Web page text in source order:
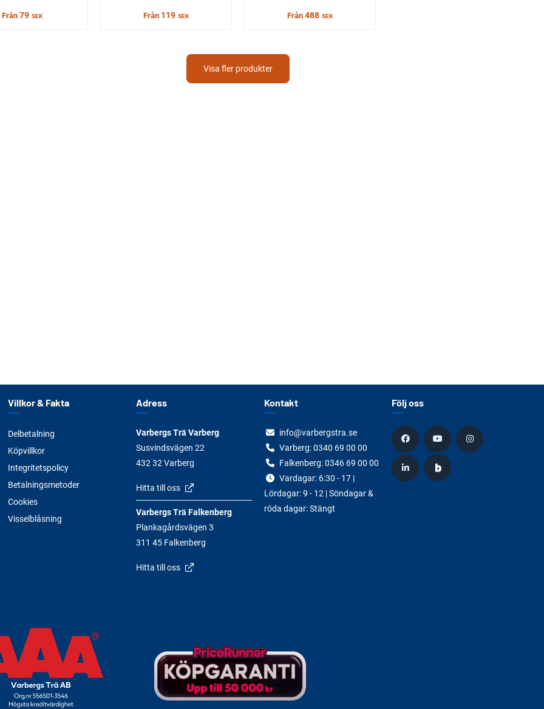
Från 79 SEK Från 119 SEK Från 488 SEK
Visa fler produkter
Villkor & Fakta
Delbetalning
Köpvillkor
Integritetspolicy
Betalningsmetoder
Cookies
Visselblåsning
Adress
Varbergs Trä Varberg
Susvindsvägen 22
432 32 Varberg
Hitta till oss
Varbergs Trä Falkenberg
Plankagårdsvägen 3
311 45 Falkenberg
Hitta till oss
Kontakt
info@varbergstra.se
Varberg:0340 69 00 00
Falkenberg:0346 69 00 00
Vardagar: 6:30 - 17 |
Lördagar: 9 - 12 | Söndagar &
röda dagar: Stängt
Följ oss